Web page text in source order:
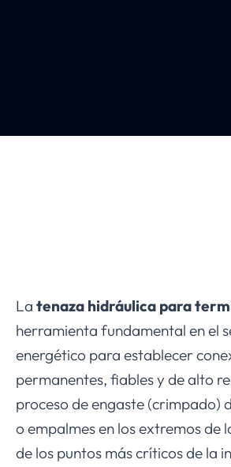
La tenaza hidráulica para
herramienta fundamental en el
energético para establecer
permanentes, fiables y de alto
proceso de engaste (crimpado)
o empalmes en los extremos de
de los puntos más críticos de la